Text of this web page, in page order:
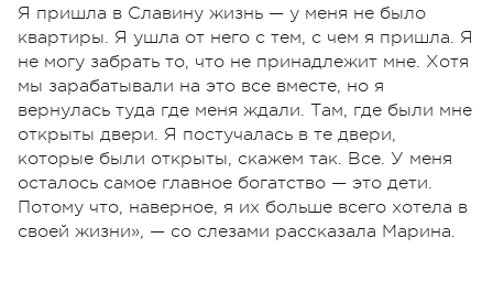
Я пришла в Славину жизнь — у меня не было
квартиры. Я ушла от него с тем, с чем я пришла. Я
не могу забрать то, что не принадлежит мне. Хотя
мы зарабатывали на это все вместе, но я
вернулась туда где меня ждали. Там, где были мне
открыты двери. Я постучалась в те двери,
которые были открыты, скажем так. Все. У меня
осталось самое главное богатство — это дети.
Потому что, наверное, я их больше всего хотела в
своей жизни», — со слезами рассказала Марина.